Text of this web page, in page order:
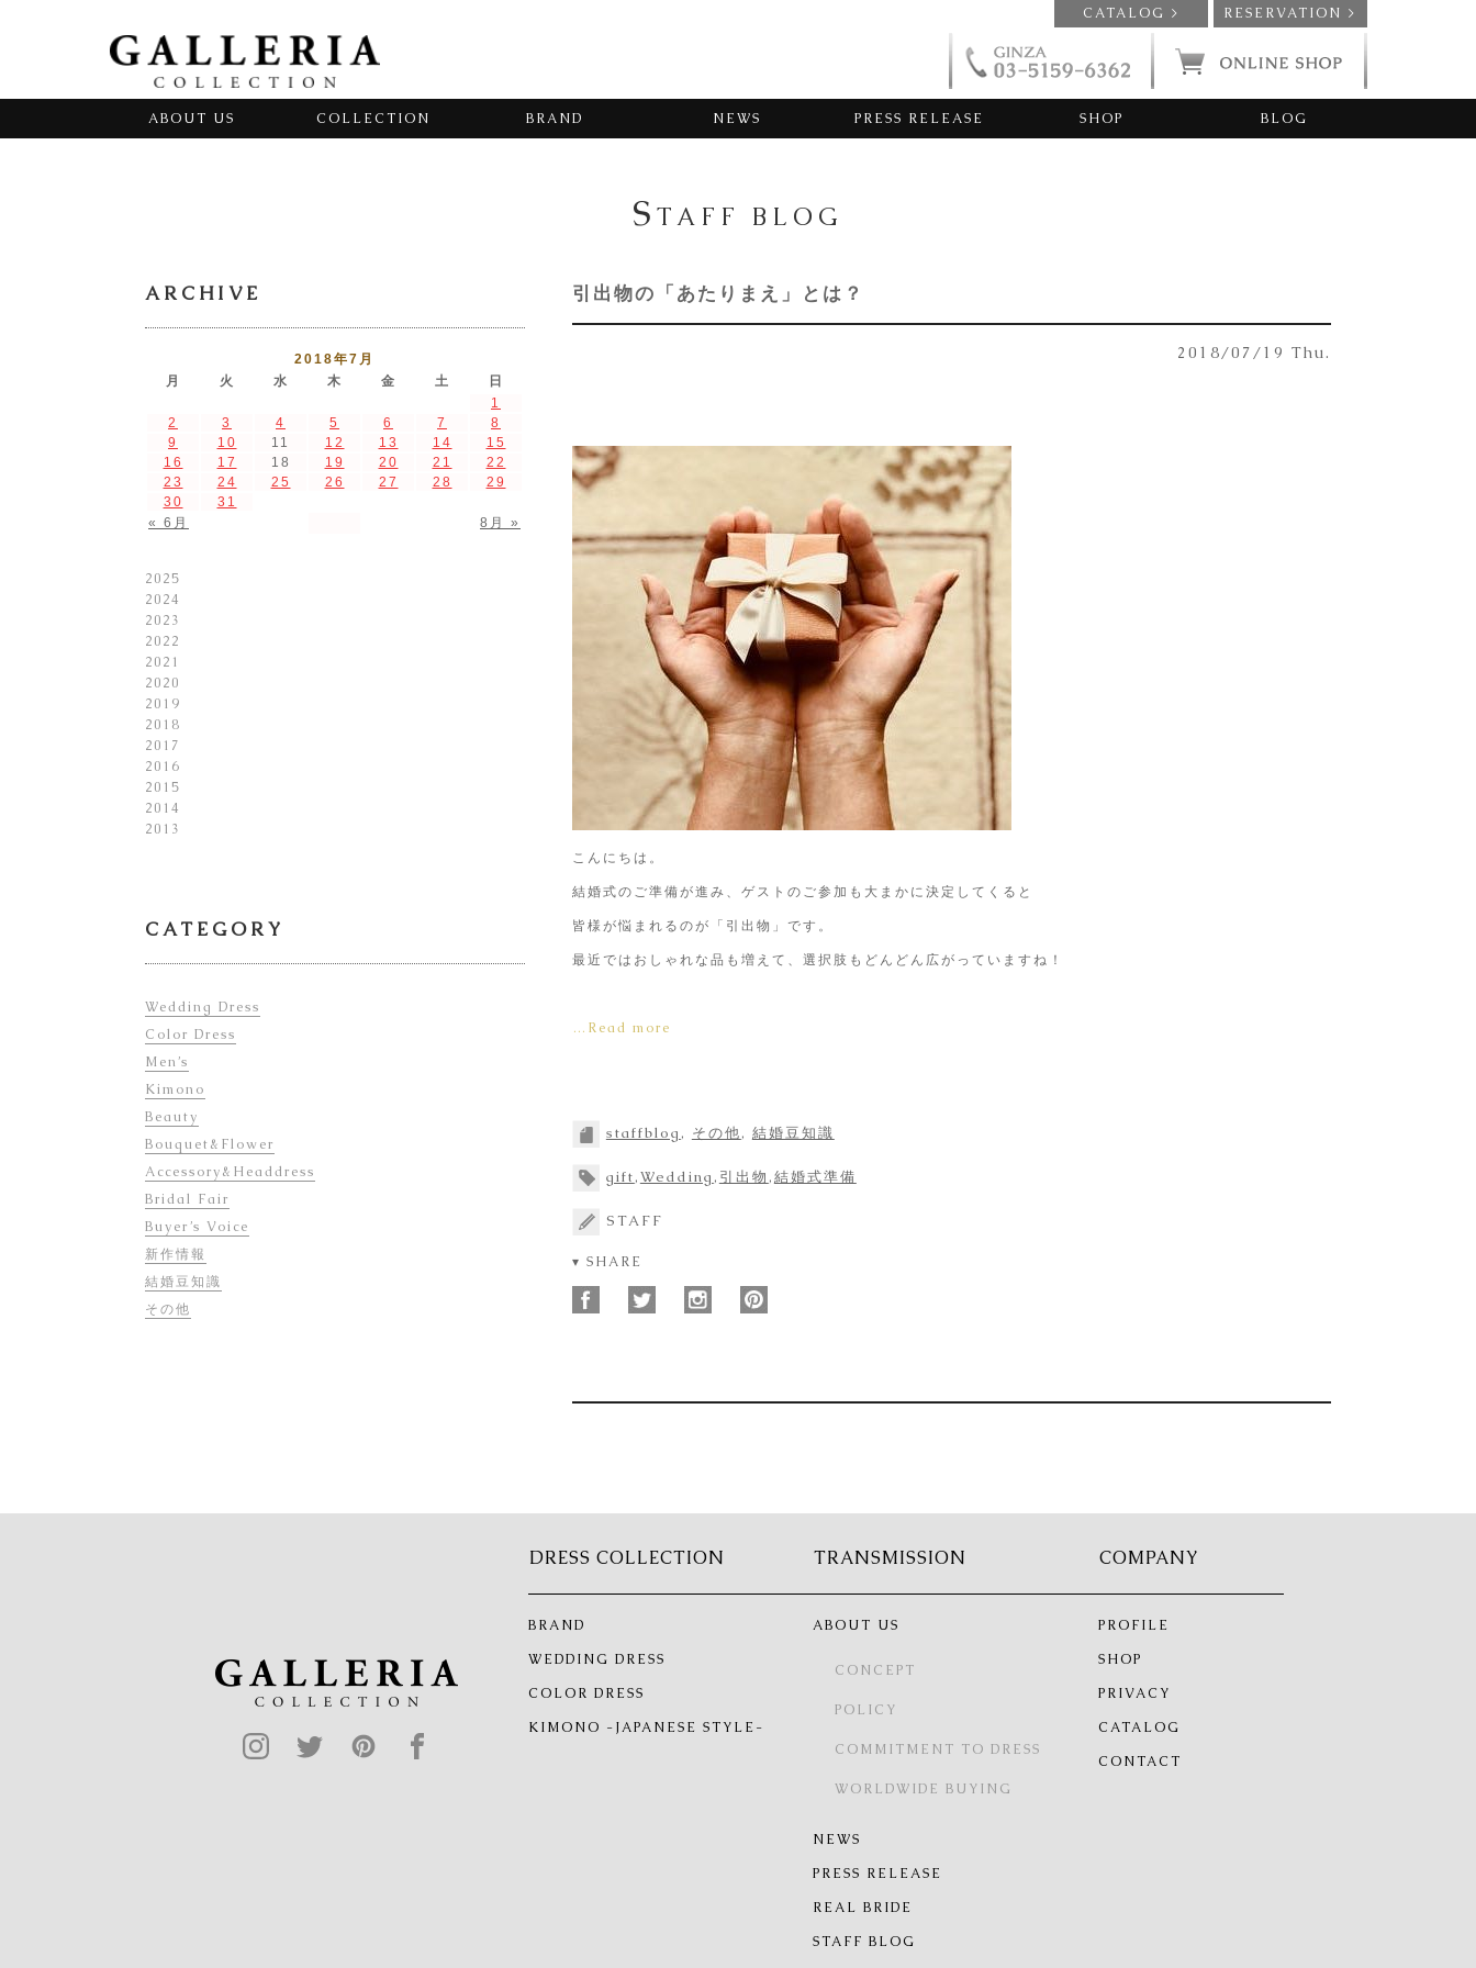
CATALOG > RESERVATION >
ABOUT US COLLECTION BRAND NEWS PRESS RELEASE SHOP BLOG
S TAFF BLOG
引出物の「あたりまえ」とは？
2018/07/19 Thu.
こんにちは。
結婚式のご準備が進み、ゲストのご参加も大まかに決定してくると
皆様が悩まれるのが「引出物」です。
最近ではおしゃれな品も増えて、選択肢もどんどん広がっていますね！
…Read more
staffblog , その他, 結婚豆知識
gift,Wedding , 引出物 ,結婚式準備
STAFF
▾ SHARE
ARCHIVE
2018年7月
月
火 水 木 金 土 日
« 6月 8月 »
1
2
3 4 5 6 7
8
9
10 11 12 13 14
15
16
17 18 19 20 21
22
23
24 25 26 27 28
29
30
31
2025
2024
2023
2022
2021
2020
2019
2018
2017
2016
2015
2014
2013
CATEGORY
Wedding Dress
Color Dress
Men’s
Kimono
Beauty
Bouquet&Flower
Accessory&Headdress
Bridal Fair
Buyer’s Voice
新作情報
結婚豆知識
その他
DRESS COLLECTION
BRAND
WEDDING DRESS
COLOR DRESS
KIMONO -JAPANESE STYLE-
TRANSMISSION
ABOUT US
CONCEPT
POLICY
COMMITMENT TO DRESS
WORLDWIDE BUYING
NEWS
PRESS RELEASE
REAL BRIDE
STAFF BLOG
COMPANY
PROFILE
SHOP
PRIVACY
CATALOG
CONTACT